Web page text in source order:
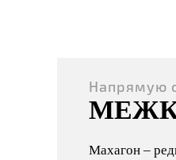
Напрямую
Махагон –